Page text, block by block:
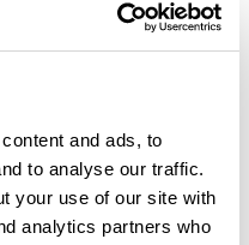
and ads, to
to analyse our traffic.
your use of our site with
analytics partners who